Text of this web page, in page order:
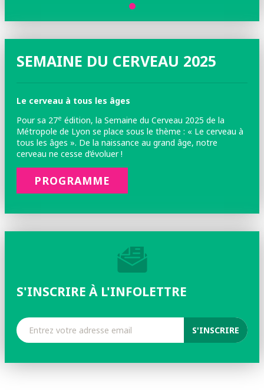
SEMAINE DU CERVEAU 2025
Le cerveau à tous les âges
Pour sa 27e édition, la Semaine du Cerveau 2025 de la
Métropole de Lyon se place sous le thème : « Le cerveau à
tous les âges ». De la naissance au grand âge, notre
cerveau ne cesse d’évoluer !
PROGRAMME
S'INSCRIRE À L'INFOLETTRE